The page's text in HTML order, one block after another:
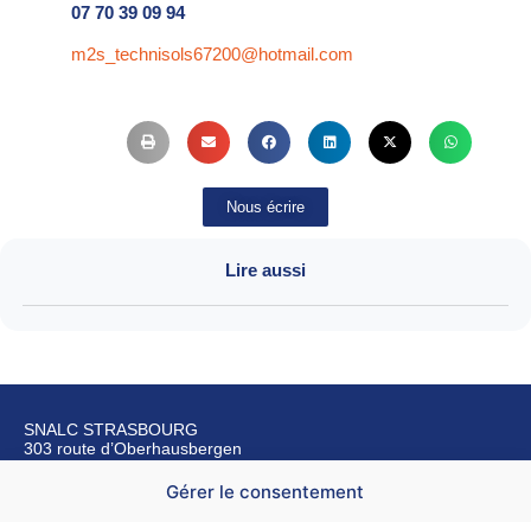
Gérer le consentement
07 70 39 09 94
m2s_technisols67200@hotmail.com
Nous écrire
Lire aussi
SNALC STRASBOURG
303 route d’Oberhausbergen